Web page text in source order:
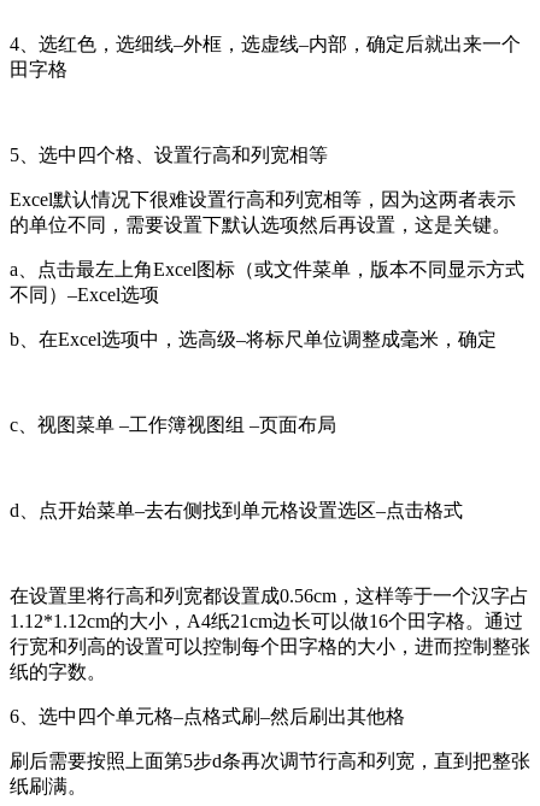
4、选红色，选细线–外框，选虚线–内部，确定后就出来一个
田字格
5、选中四个格、设置行高和列宽相等
Excel默认情况下很难设置行高和列宽相等，因为这两者表示
的单位不同，需要设置下默认选项然后再设置，这是关键。
a、点击最左上角Excel图标（或文件菜单，版本不同显示方式
不同）–Excel选项
b、在Excel选项中，选高级–将标尺单位调整成毫米，确定
c、视图菜单 –工作簿视图组 –页面布局
d、点开始菜单–去右侧找到单元格设置选区–点击格式
在设置里将行高和列宽都设置成0.56cm，这样等于一个汉字占
1.12*1.12cm的大小，A4纸21cm边长可以做16个田字格。通过
行宽和列高的设置可以控制每个田字格的大小，进而控制整张
纸的字数。
6、选中四个单元格–点格式刷–然后刷出其他格
刷后需要按照上面第5步d条再次调节行高和列宽，直到把整张
纸刷满。